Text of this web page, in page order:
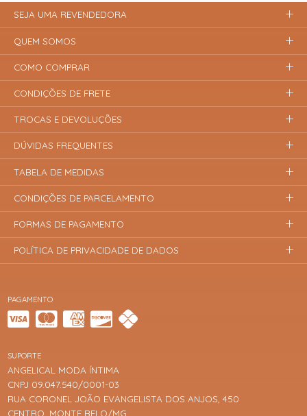
PAGAMENTO
SUPORTE
ANGELICAL MODA ÍNTIMA
CNPJ 09.047.540/0001-03
RUA CORONEL JOÃO EVANGELISTA DOS ANJOS, 450
CENTRO, MONTE BELO/MG
SEJA UMA REVENDEDORA
QUEM SOMOS
COMO COMPRAR
CONDIÇÕES DE FRETE
TROCAS E DEVOLUÇÕES
DÚVIDAS FREQUENTES
TABELA DE MEDIDAS
CONDIÇÕES DE PARCELAMENTO
FORMAS DE PAGAMENTO
POLÍTICA DE PRIVACIDADE DE DADOS